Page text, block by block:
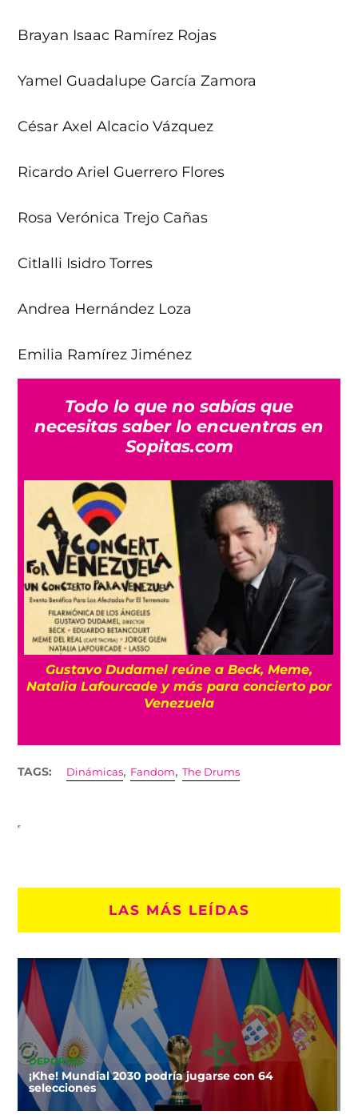
Brayan Isaac Ramírez Rojas
Yamel Guadalupe García Zamora
César Axel Alcacio Vázquez
Ricardo Ariel Guerrero Flores
Rosa Verónica Trejo Cañas
Citlalli Isidro Torres
Andrea Hernández Loza
Emilia Ramírez Jiménez
Todo lo que no sabías que
necesitas saber lo encuentras en
Sopitas.com
Gustavo Dudamel reúne a Beck, Meme,
Natalia Lafourcade y más para concierto por
Venezuela
TAGS: Dinámicas, Fandom,The Drums
LAS MÁS LEÍDAS
DEPORTES
¡Khe! Mundial 2030 podría jugarse con 64
selecciones